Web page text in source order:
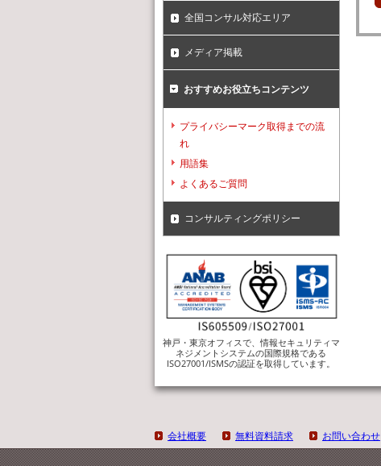
全国コンサル対応エリア
メディア掲載
おすすめお役立ちコンテンツ
プライバシーマーク取得までの流
れ
用語集
よくあるご質問
コンサルティングポリシー
神戸・東京オフィスで、情報セキュリティマ
ネジメントシステムの国際規格である
ISO27001/ISMSの認証を取得しています。
会社概要
無料資料請求 お問い合わせ